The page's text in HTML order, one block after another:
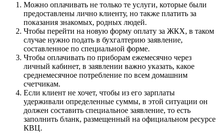
Можно оплачивать не только те услуги, которые были
предоставлены лично клиенту, но также платить за
показания знакомых, родных людей.
Чтобы перейти на новую форму оплату за ЖКХ, в таком
случае нужно подать в бухгалтерию заявление,
составленное по специальной форме.
Чтобы оплачивать по приборам ежемесячно через
личный кабинет, в заявлении важно указать, какое
среднемесячное потребление по всем домашним
счетчикам.
Если клиент не хочет, чтобы из его зарплаты
удерживали определенные суммы, в этой ситуации он
должен составить специальное заявление, то есть
заполнить бланк, размещенный на официальном ресурсе
КВЦ.